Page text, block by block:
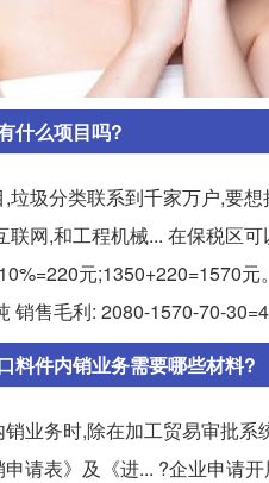
什么项目吗?
垃圾分类联系到千家万户,要
联网,和工程机械... 在保税区
元;1350+220=1570
销售毛利: 2080-1570-70-
料件内销业务需要哪些材料?
业务时,除在加工贸易审批
请表》及《进... ?企业申请